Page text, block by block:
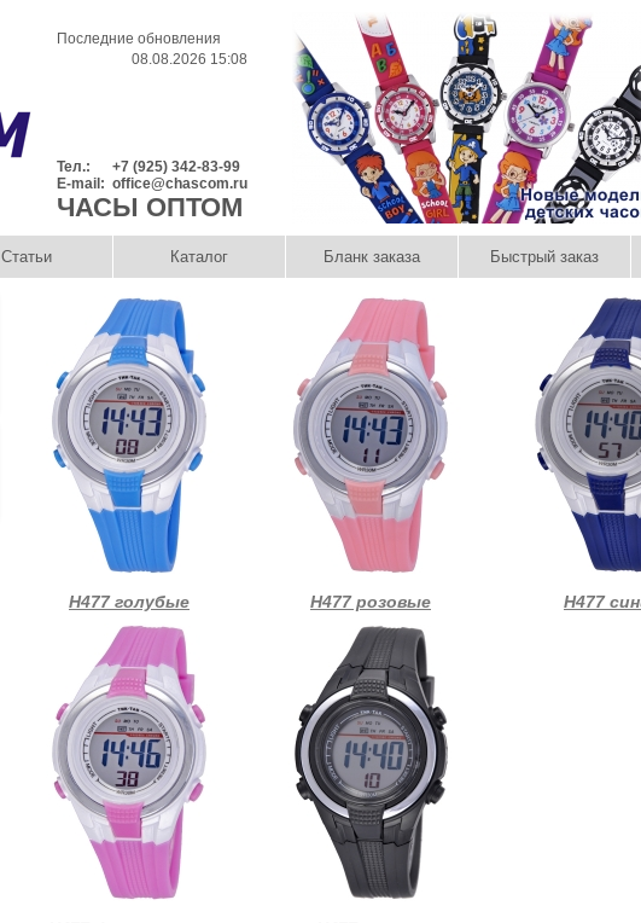
Последние обновления
08.08.2026 15:08
Тел.:
+7 (925) 342-83-99
E-mail: office@chascom.ru
ЧАСЫ ОПТОМ
Статьи Каталог Бланк заказа Быстрый заказ
Н477 голубые Н477 розовые Н477